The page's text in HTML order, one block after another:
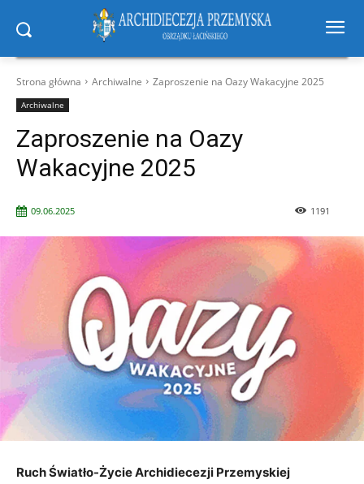
Strona główna Archiwalne Zaproszenie na Oazy Wakacyjne 2025
Archiwalne
Zaproszenie na Oazy
Wakacyjne 2025
09.06.2025 1191
Ruch Światło-Życie Archidiecezji Przemyskiej